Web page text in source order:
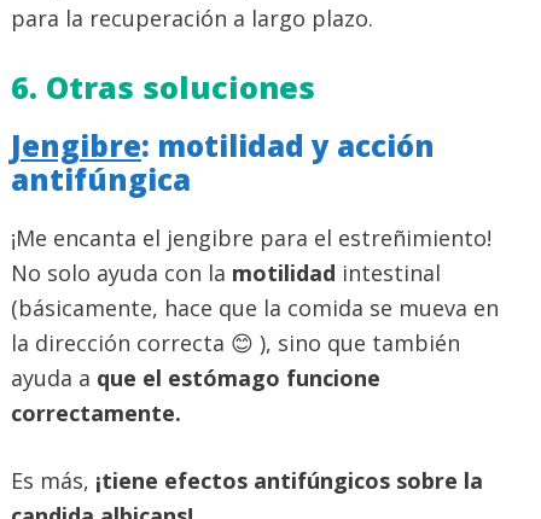
para la recuperación a largo plazo.
6. Otras soluciones
Jengibre: motilidad y acción
antifúngica
¡Me encanta el jengibre para el estreñimiento!
No solo ayuda con la motilidad intestinal
(básicamente, hace que la comida se mueva en
la dirección correcta 😊 ), sino que también
ayuda a que el estómago funcione
correctamente.
Es más, ¡tiene efectos antifúngicos sobre la